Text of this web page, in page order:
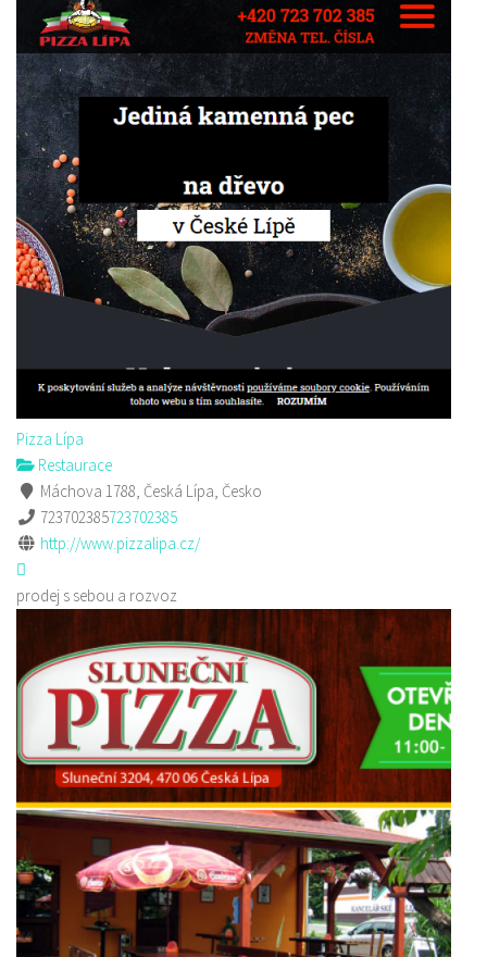
Pizza Lípa
Restaurace
Máchova 1788, Česká Lípa, Česko
723702385723702385
http://www.pizzalipa.cz/
prodej s sebou a rozvoz